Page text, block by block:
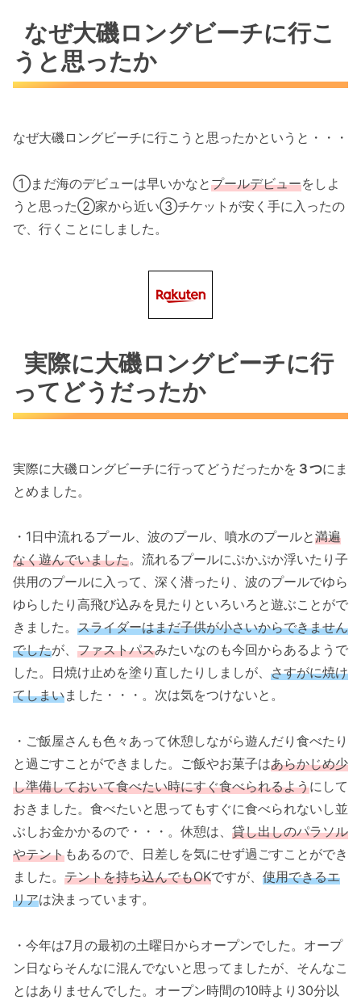
なぜ大磯ロングビーチに行こ
うと思ったか
なぜ大磯ロングビーチに行こうと思ったかというと・・・
①まだ海のデビューは早いかなとプールデビューをしよ
うと思った②家から近い③チケットが安く手に入ったの
で、行くことにしました。
実際に大磯ロングビーチに行
ってどうだったか
実際に大磯ロングビーチに行ってどうだったかを ３つにま
とめました。
・1日中流れるプール、波のプール、噴水のプールと満遍
なく遊んでいました。流れるプールにぷかぷか浮いたり子
供用のプールに入って、深く潜ったり、波のプールでゆら
ゆらしたり高飛び込みを見たりといろいろと遊ぶことがで
きました。 スライダーはまだ子供が小さいからできません
でしたが、 ファストパスみたいなのも今回からあるようで
した。日焼け止めを塗り直したりしましが、 さすがに焼け
てしまいました・・・。次は気をつけないと。
・ご飯屋さんも色々あって休憩しながら遊んだり食べたり
と過ごすことができました。ご飯やお菓子はあらかじめ少
し準備しておいて食べたい時にすぐ食べられるようにして
おきました。食べたいと思ってもすぐに食べられないし並
ぶしお金かかるので・・・。休憩は、 貸し出しのパラソル
やテントもあるので、日差しを気にせず過ごすことができ
ました。 テントを持ち込んでもOKですが、 使用できるエ
リアは決まっています。
・今年は7月の最初の土曜日からオープンでした。オープ
ン日ならそんなに混んでないと思ってましたが、そんなこ
とはありませんでした。オープン時間の10時より30分以